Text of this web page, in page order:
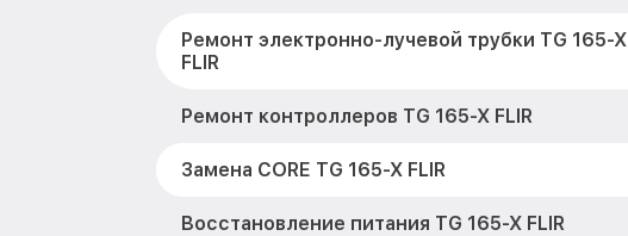
Ремонт электронно-лучевой трубки TG 165-X
FLIR
Ремонт контроллеров TG 165-X FLIR
Замена CORE TG 165-X FLIR
Восстановление питания TG 165-X FLIR